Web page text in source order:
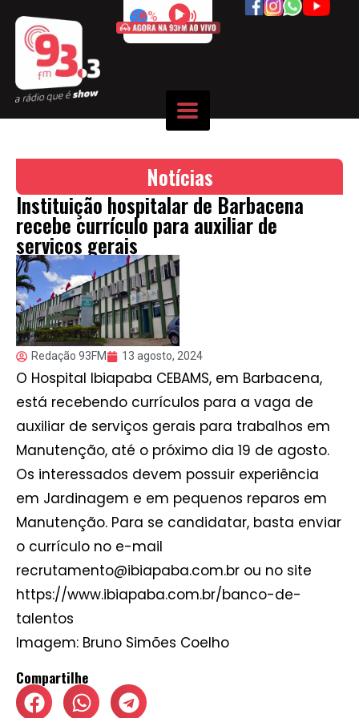
50%
Notícias
Instituição hospitalar de Barbacena
recebe currículo para auxiliar de
serviços gerais
Redação 93FM 13 agosto, 2024
O Hospital Ibiapaba CEBAMS, em Barbacena,
está recebendo currículos para a vaga de
auxiliar de serviços gerais para trabalhos em
Manutenção, até o próximo dia 19 de agosto.
Os interessados devem possuir experiência
em Jardinagem e em pequenos reparos em
Manutenção. Para se candidatar, basta enviar
o currículo no e-mail
recrutamento@ibiapaba.com.br ou no site
https://www.ibiapaba.com.br/banco-de-
talentos
Imagem: Bruno Simões Coelho
Compartilhe